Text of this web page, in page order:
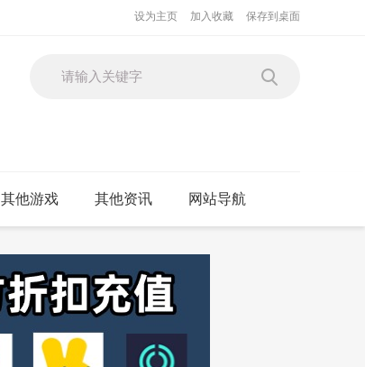
设为主页 加入收藏 保存到桌面
其他游戏 其他资讯 网站导航